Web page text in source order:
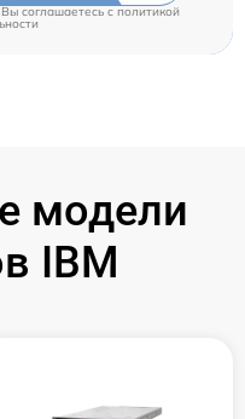
соглашаетесь c политикой
модели
IBM